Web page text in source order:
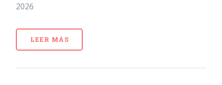
2026
LEER MÁS